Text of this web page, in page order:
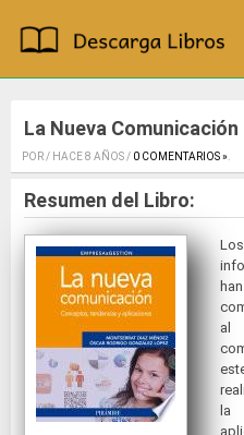
La Nueva Comunicación
POR / HACE 8 AÑOS / 0 COMENTARIOS ».
Resumen del Libro:
al
la